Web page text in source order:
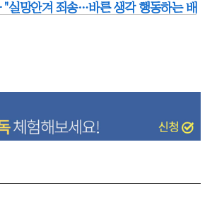
"실망안겨 죄송…바른 생각 행동하는 배